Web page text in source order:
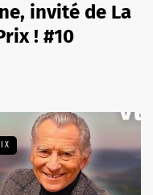
invité de La
! #10